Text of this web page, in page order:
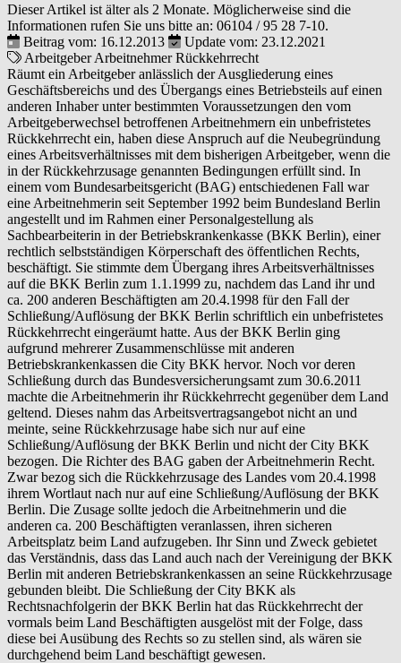
Dieser Artikel ist älter als 2 Monate. Möglicherweise sind die
Informationen rufen Sie uns bitte an: 06104 / 95 28 7-10.
Beitrag vom: 16.12.2013
Update vom: 23.12.2021
ArbeitgeberArbeitnehmerRückkehrrecht
Räumt ein Arbeitgeber anlässlich der Ausgliederung eines
Geschäftsbereichs und des Übergangs eines Betriebsteils auf einen
anderen Inhaber unter bestimmten Voraussetzungen den vom
Arbeitgeberwechsel betroffenen Arbeitnehmern ein unbefristetes
Rückkehrrecht ein, haben diese Anspruch auf die Neubegründung
eines Arbeitsverhältnisses mit dem bisherigen Arbeitgeber, wenn die
in der Rückkehrzusage genannten Bedingungen erfüllt sind. In
einem vom Bundesarbeitsgericht (BAG) entschiedenen Fall war
eine Arbeitnehmerin seit September 1992 beim Bundesland Berlin
angestellt und im Rahmen einer Personalgestellung als
Sachbearbeiterin in der Betriebskrankenkasse (BKK Berlin), einer
rechtlich selbstständigen Körperschaft des öffentlichen Rechts,
beschäftigt. Sie stimmte dem Übergang ihres Arbeitsverhältnisses
auf die BKK Berlin zum 1.1.1999 zu, nachdem das Land ihr und
ca. 200 anderen Beschäftigten am 20.4.1998 für den Fall der
Schließung/Auflösung der BKK Berlin schriftlich ein unbefristetes
Rückkehrrecht eingeräumt hatte. Aus der BKK Berlin ging
aufgrund mehrerer Zusammenschlüsse mit anderen
Betriebskrankenkassen die City BKK hervor. Noch vor deren
Schließung durch das Bundesversicherungsamt zum 30.6.2011
machte die Arbeitnehmerin ihr Rückkehrrecht gegenüber dem Land
geltend. Dieses nahm das Arbeitsvertragsangebot nicht an und
meinte, seine Rückkehrzusage habe sich nur auf eine
Schließung/Auflösung der BKK Berlin und nicht der City BKK
bezogen. Die Richter des BAG gaben der Arbeitnehmerin Recht.
Zwar bezog sich die Rückkehrzusage des Landes vom 20.4.1998
ihrem Wortlaut nach nur auf eine Schließung/Auflösung der BKK
Berlin. Die Zusage sollte jedoch die Arbeitnehmerin und die
anderen ca. 200 Beschäftigten veranlassen, ihren sicheren
Arbeitsplatz beim Land aufzugeben. Ihr Sinn und Zweck gebietet
das Verständnis, dass das Land auch nach der Vereinigung der BKK
Berlin mit anderen Betriebskrankenkassen an seine Rückkehrzusage
gebunden bleibt. Die Schließung der City BKK als
Rechtsnachfolgerin der BKK Berlin hat das Rückkehrrecht der
vormals beim Land Beschäftigten ausgelöst mit der Folge, dass
diese bei Ausübung des Rechts so zu stellen sind, als wären sie
durchgehend beim Land beschäftigt gewesen.